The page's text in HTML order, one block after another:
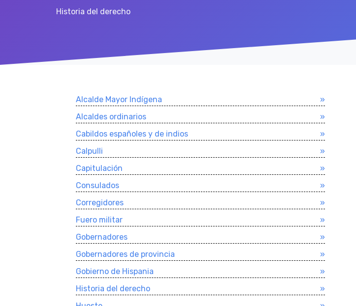
Historia del derecho
Alcalde Mayor Indí­gena
»
Alcaldes ordinarios
»
Cabildos españoles y de indios
»
Calpulli
»
Capitulación
»
Consulados
»
Corregidores
»
Fuero militar
»
Gobernadores
»
Gobernadores de provincia
»
Gobierno de Hispania
»
Historia del derecho
»